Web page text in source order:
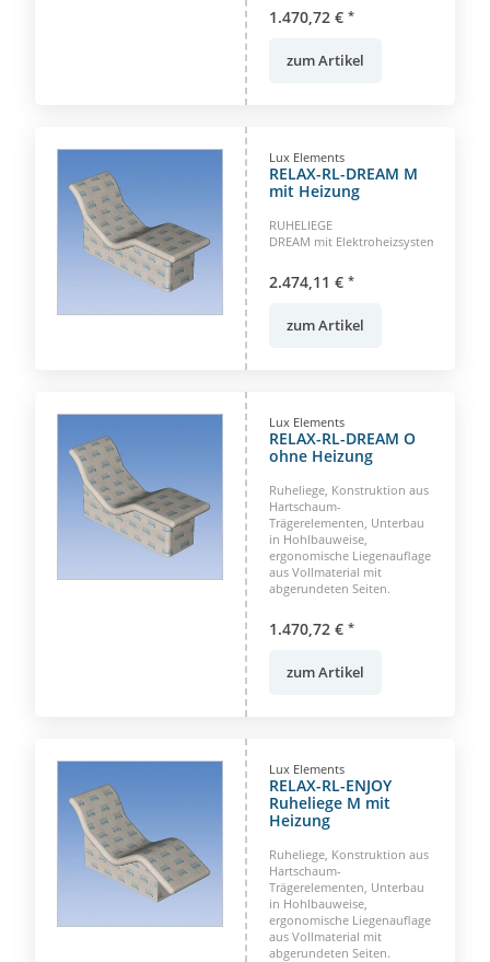
1.470,72 € *
zum Artikel
Lux Elements
RELAX-RL-DREAM M
mit Heizung
RUHELIEGE
DREAM mit Elektroheizsystem
2.474,11 € *
zum Artikel
Lux Elements
RELAX-RL-DREAM O
ohne Heizung
Ruheliege, Konstruktion aus
Hartschaum-
Trägerelementen, Unterbau
in Hohlbauweise,
ergonomische Liegenauflage
aus Vollmaterial mit
abgerundeten Seiten.
1.470,72 € *
zum Artikel
Lux Elements
RELAX-RL-ENJOY
Ruheliege M mit
Heizung
Ruheliege, Konstruktion aus
Hartschaum-
Trägerelementen, Unterbau
in Hohlbauweise,
ergonomische Liegenauflage
aus Vollmaterial mit
abgerundeten Seiten.